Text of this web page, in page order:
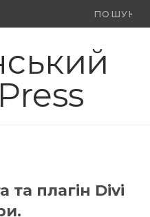
Ви
F
o
X
(
t
Y
o
e
та плагін Divi